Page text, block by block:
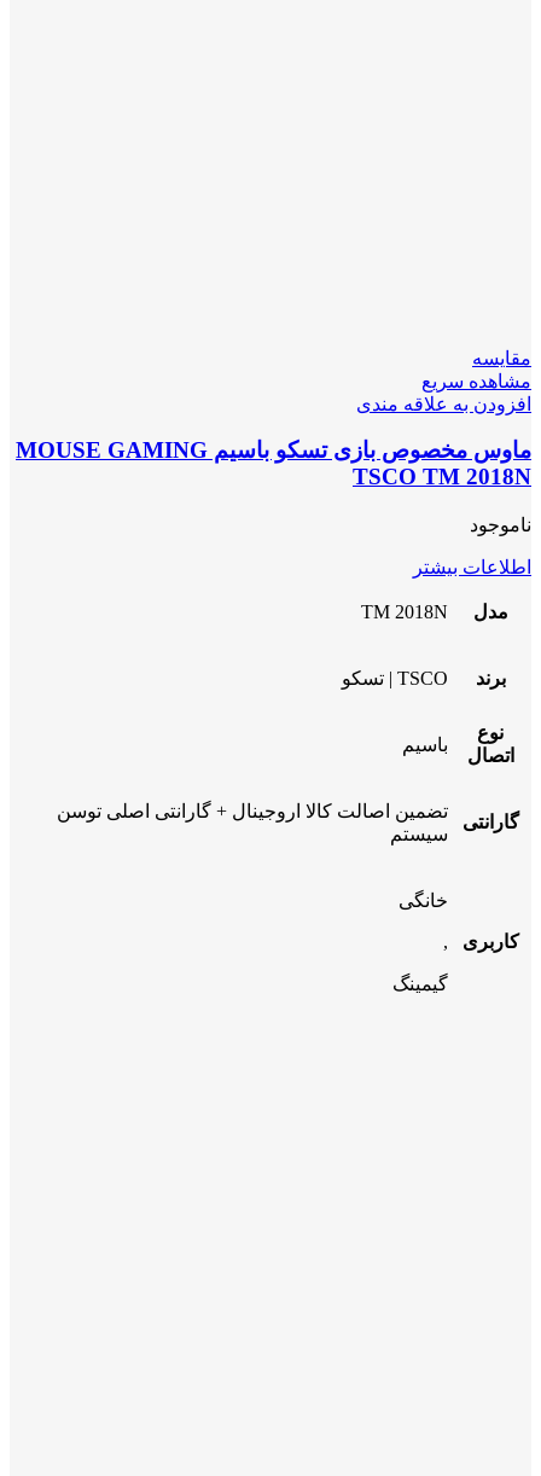
مقایسه
مشاهده سریع
افزودن به علاقه مندی
ماوس مخصوص بازی تسکو باسیم MOUSE GAMING
TSCO TM 2018N
ناموجود
اطلاعات بیشتر
مدل TM 2018N
برند TSCO | تسکو
نوع
اتصال
باسیم
گارانتی
تضمین اصالت کالا اروجینال + گارانتی اصلی توسن
سیستم
کاربری
خانگی
,
گیمینگ